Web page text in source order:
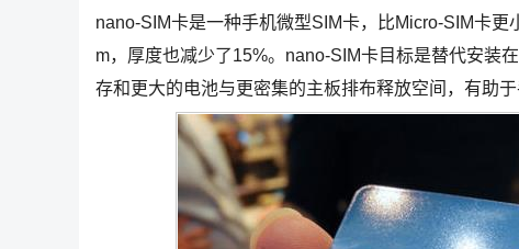
nano-SIM卡是一种手机微型SIM卡，比Micro-SIM卡
m，厚度也减少了15%。nano-SIM卡目标是替代安装
存和更大的电池与更密集的主板排布释放空间，有助